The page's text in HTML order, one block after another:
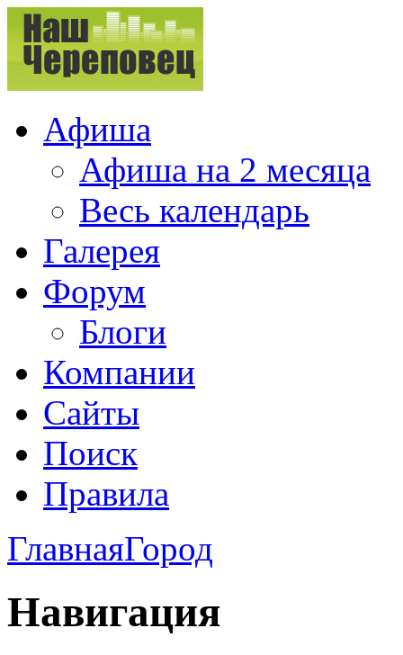
Афиша
Афиша на 2 месяца
Весь календарь
Галерея
Форум
Блоги
Компании
Сайты
Поиск
Правила
ГлавнаяГород
Навигация